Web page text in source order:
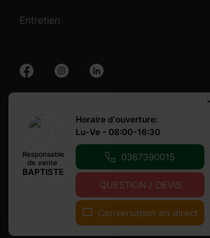
Entretien
40-60 mq
60-80 mq Avec terrasse
16-20-mq
20-mq 20-30 mq 30-40
Avec terrasse
© Copyright 2026
Cookies et Politique de
digitouch!
Responsable
de vente
BAPTISTE
Horaire d'ouverture:
Lu-Ve - 08:00-16:30
0367390015
QUESTION / DEVIS
Conversation en direct